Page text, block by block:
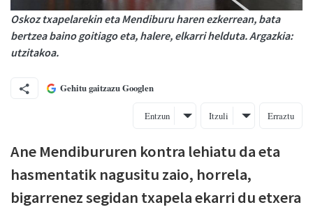
Oskoz txapelarekin eta Mendiburu haren ezkerrean, bata
bertzea baino goitiago eta, halere, elkarri helduta. Argazkia:
utzitakoa.
Gehitu gaitzazu Googlen
Entzun Itzuli Erraztu
Ane Mendibururen kontra lehiatu da eta
hasmentatik nagusitu zaio, horrela,
bigarrenez segidan txapela ekarri du etxera